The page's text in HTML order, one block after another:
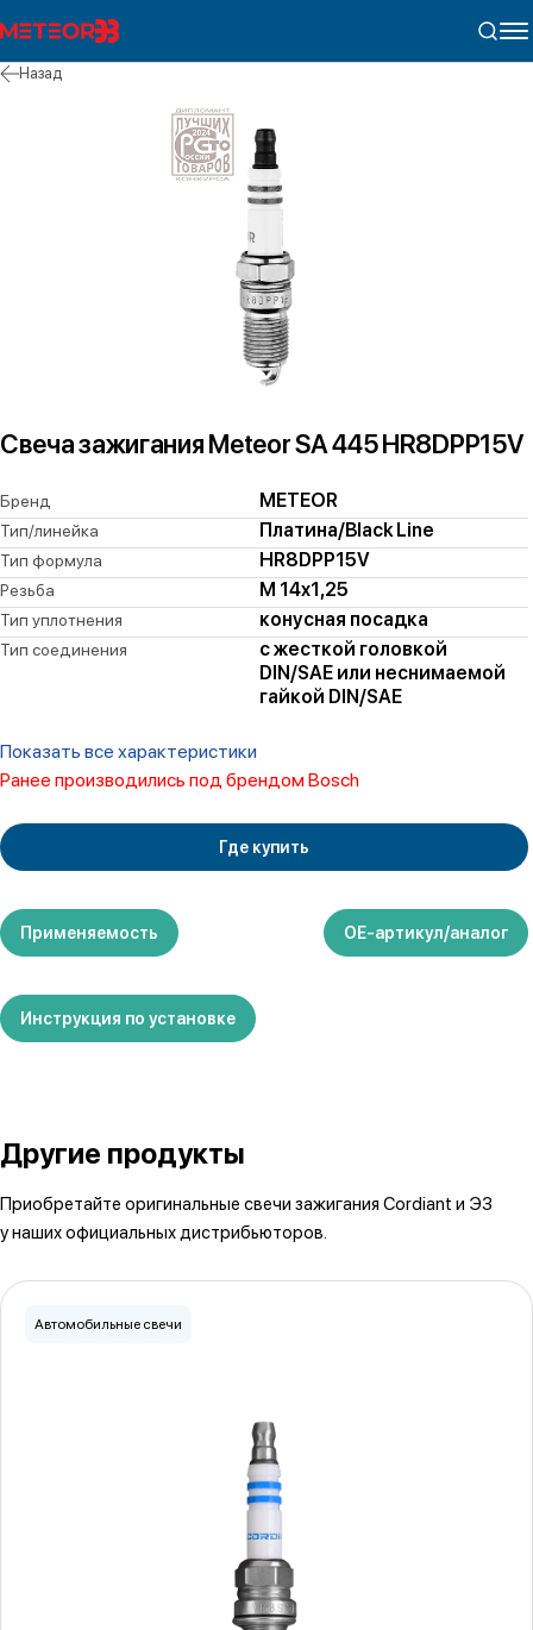
Назад
Свеча зажигания Meteor SA 445 HR8DPP15V
Бренд METEOR
Тип/линейка Платина/Black Line
Тип формула HR8DPP15V
Резьба M 14x1,25
Тип уплотнения конусная посадка
Тип соединения
с жесткой головкой
DIN/SAE или неснимаемой
гайкой DIN/SAE
Показать все характеристики
Ранее производились под брендом Bosch
Где купить
Применяемость ОЕ-артикул/аналог
Инструкция по установке
Другие продукты
Приобретайте оригинальные свечи зажигания Cordiant и ЭЗ
у наших официальных дистрибьюторов.
Автомобильные свечи